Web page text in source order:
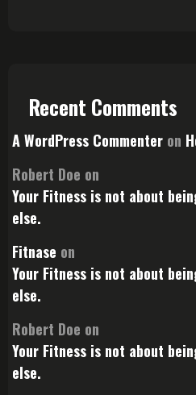
Recent Comments
A WordPress Commenter on
Robert Doe on
Your Fitness is not about
else.
Fitnase on
Your Fitness is not about
else.
Robert Doe on
Your Fitness is not about
else.